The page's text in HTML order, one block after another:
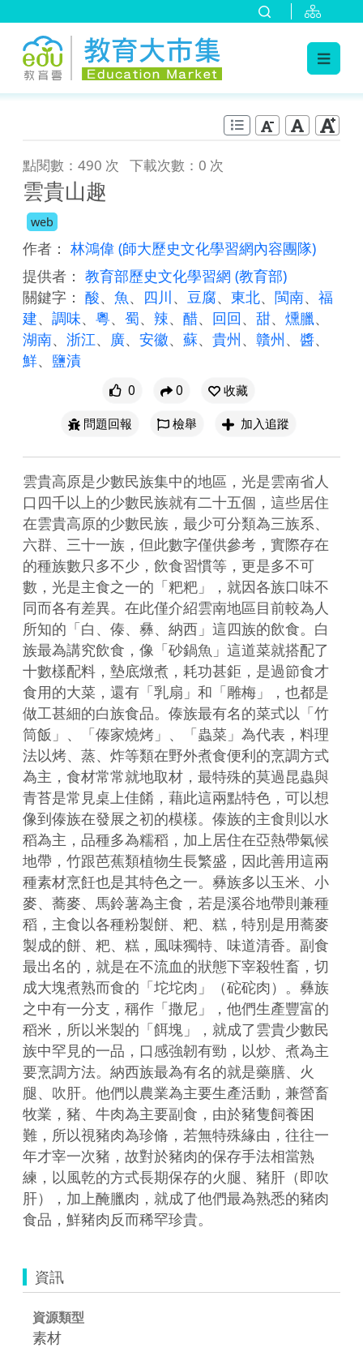
點閱數：490 次 下載次數：0 次
雲貴山趣
web
作者： 林鴻偉 (師大歷史文化學習網內容團隊)
提供者： 教育部歷史文化學習網 (教育部)
關鍵字： 酸、 魚、 四川、 豆腐、 東北、 閩南、 福
建、 調味、 粵、 蜀、 辣、 醋、 回回、 甜、 燻臘、
湖南、 浙江、 廣、 安徽、 蘇、 貴州、 贛州、 醬、
鮮、 鹽漬
0 0
收藏
問題回報
檢舉 加入追蹤
雲貴高原是少數民族集中的地區，光是雲南省人
口四千以上的少數民族就有二十五個，這些居住
在雲貴高原的少數民族，最少可分類為三族系、
六群、三十一族，但此數字僅供參考，實際存在
的種族數只多不少，飲食習慣等，更是多不可
數，光是主食之一的「粑粑」，就因各族口味不
同而各有差異。在此僅介紹雲南地區目前較為人
所知的「白、傣、彝、納西」這四族的飲食。白
族最為講究飲食，像「砂鍋魚」這道菜就搭配了
十數樣配料，墊底燉煮，耗功甚鉅，是過節食才
食用的大菜，還有「乳扇」和「雕梅」，也都是
做工甚細的白族食品。傣族最有名的菜式以「竹
筒飯」、「傣家燒烤」、「蟲菜」為代表，料理
法以烤、蒸、炸等類在野外煮食便利的烹調方式
為主，食材常常就地取材，最特殊的莫過昆蟲與
青苔是常見桌上佳餚，藉此這兩點特色，可以想
像到傣族在發展之初的模樣。傣族的主食則以水
稻為主，品種多為糯稻，加上居住在亞熱帶氣候
地帶，竹跟芭蕉類植物生長繁盛，因此善用這兩
種素材烹飪也是其特色之一。彝族多以玉米、小
麥、蕎麥、馬鈴薯為主食，若是溪谷地帶則兼種
稻，主食以各種粉製餅、粑、糕，特別是用蕎麥
製成的餅、粑、糕，風味獨特、味道清香。副食
最出名的，就是在不流血的狀態下宰殺牲畜，切
成大塊煮熟而食的「坨坨肉」（砣砣肉）。彝族
之中有一分支，稱作「撒尼」，他們生產豐富的
稻米，所以米製的「餌塊」，就成了雲貴少數民
族中罕見的一品，口感強韌有勁，以炒、煮為主
要烹調方法。納西族最為有名的就是藥膳、火
腿、吹肝。他們以農業為主要生產活動，兼營畜
牧業，豬、牛肉為主要副食，由於豬隻飼養困
難，所以視豬肉為珍脩，若無特殊緣由，往往一
年才宰一次豬，故對於豬肉的保存手法相當熟
練，以風乾的方式長期保存的火腿、豬肝（即吹
肝），加上醃臘肉，就成了他們最為熟悉的豬肉
食品，鮮豬肉反而稀罕珍貴。
資訊
資源類型
素材